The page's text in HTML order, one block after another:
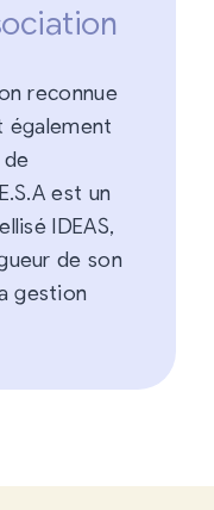
reconnue
également
est un
IDEAS,
de son
gestion